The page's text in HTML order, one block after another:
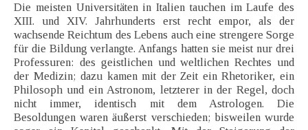
Die meisten Universitäten in Italien tauchen im Laufe des
XIII. und XIV. Jahrhunderts erst recht empor, als der
wachsende Reichtum des Lebens auch eine strengere Sorge
für die Bildung verlangte. Anfangs hatten sie meist nur drei
Professuren: des geistlichen und weltlichen Rechtes und
der Medizin; dazu kamen mit der Zeit ein Rhetoriker, ein
Philosoph und ein Astronom, letzterer in der Regel, doch
nicht immer, identisch mit dem Astrologen. Die
Besoldungen waren äußerst verschieden; bisweilen wurde